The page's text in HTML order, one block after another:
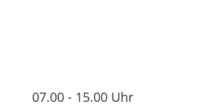
07.00 - 15.00 Uhr